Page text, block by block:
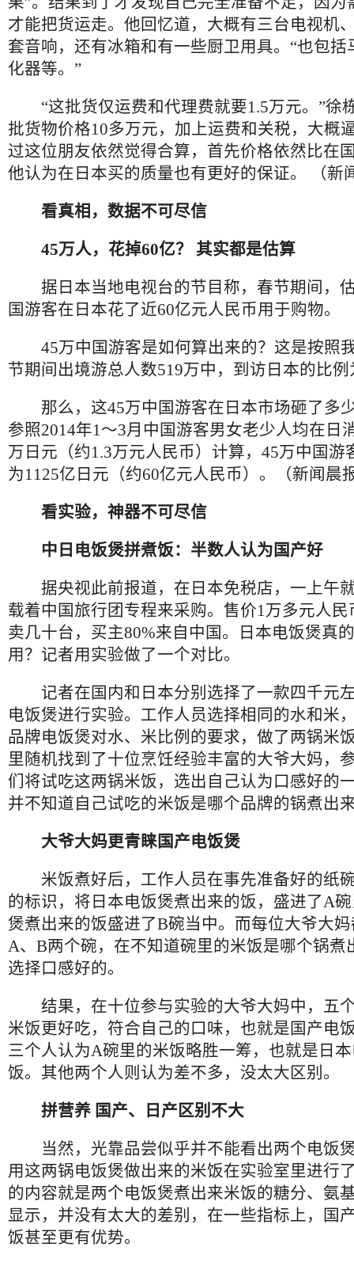
才能把货运走。他回忆道，大概有三台电视机
套音响，还有冰箱和有一些厨卫用具。“也包括
化器等。”
“这批货仅运费和代理费就要1.5万元。”徐
批货物价格10多万元，加上运费和关税，大概
过这位朋友依然觉得合算，首先价格依然比在
他认为在日本买的质量也有更好的保证。 （新
看真相，数据不可尽信
45万人，花掉60亿？ 其实都是估算
据日本当地电视台的节目称，春节期间，
国游客在日本花了近60亿元人民币用于购物。
45万中国游客是如何算出来的？这是按照
节期间出境游总人数519万中，到访日本的比例
那么，这45万中国游客在日本市场砸了多
参照2014年1～3月中国游客男女老少人均在日
万日元（约1.3万元人民币）计算，45万中国游
为1125亿日元（约60亿元人民币）。（新闻晨
看实验，神器不可尽信
中日电饭煲拼煮饭：半数人认为国产好
据央视此前报道，在日本免税店，一上午
载着中国旅行团专程来采购。售价1万多元人
卖几十台，买主80%来自中国。日本电饭煲真
用？记者用实验做了一个对比。
记者在国内和日本分别选择了一款四千元
电饭煲进行实验。工作人员选择相同的水和米
品牌电饭煲对水、米比例的要求，做了两锅米
里随机找到了十位烹饪经验丰富的大爷大妈，
们将试吃这两锅米饭，选出自己认为口感好的
并不知道自己试吃的米饭是哪个品牌的锅煮出
大爷大妈更青睐国产电饭煲
米饭煮好后，工作人员在事先准备好的纸
的标识，将日本电饭煲煮出来的饭，盛进了A
煲煮出来的饭盛进了B碗当中。而每位大爷大
A、B两个碗，在不知道碗里的米饭是哪个锅煮
选择口感好的。
结果，在十位参与实验的大爷大妈中，五
米饭更好吃，符合自己的口味，也就是国产电
三个人认为A碗里的米饭略胜一筹，也就是日
饭。其他两个人则认为差不多，没太大区别。
拼营养 国产、日产区别不大
当然，光靠品尝似乎并不能看出两个电饭
用这两锅电饭煲做出来的米饭在实验室里进行
的内容就是两个电饭煲煮出来米饭的糖分、氨
显示，并没有太大的差别，在一些指标上，国
饭甚至更有优势。